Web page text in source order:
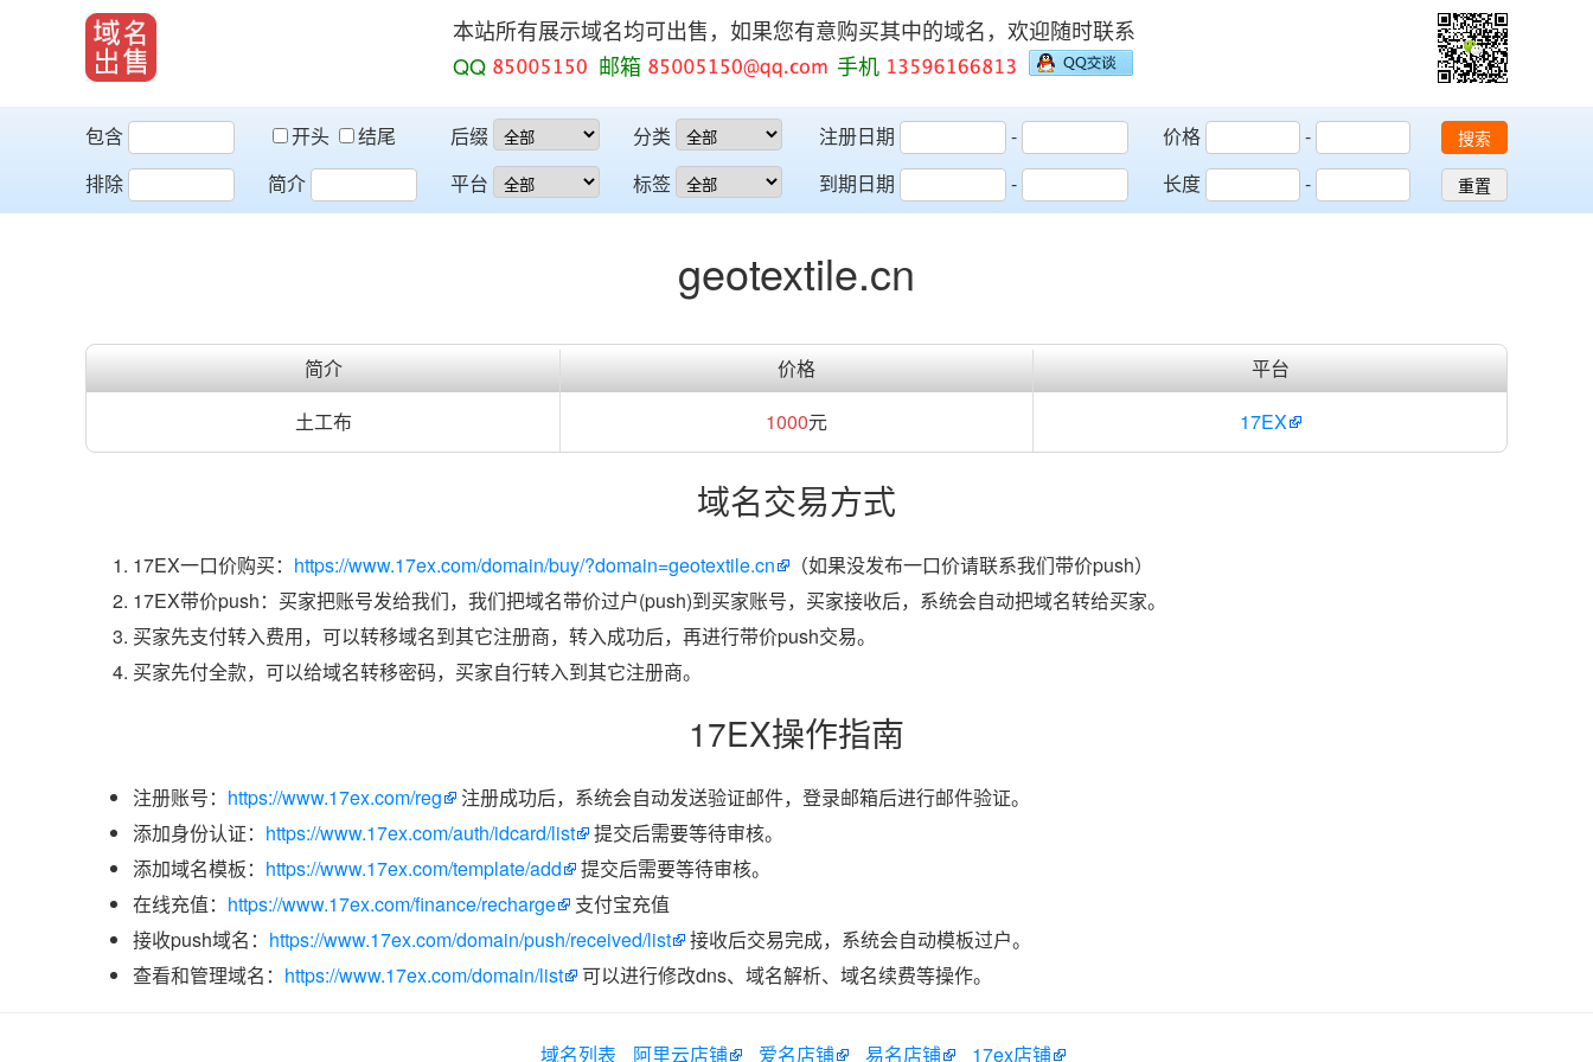
本站所有展示域名均可出售，如果您有意购买其中的域名，欢迎随时联系
QQ
邮箱 手机
包含 开头
结尾
排除
简介
后缀
平台
分类
标签
注册日期
-
到期日期
-
价格
-
长度
-
搜索
重置
geotextile.cn
简介 价格
平台
土工布
1000元 17EX
域名交易方式
17EX一口价购买： https://www.17ex.com/domain/buy/?domain=geotextile.cn
（如果没发布一口价请联系我们带价push）
17EX带价push：买家把账号发给我们，我们把域名带价过户(push)到买家账号，买家接收后，系统会自动把域名转给买家。
买家先支付转入费用，可以转移域名到其它注册商，转入成功后，再进行带价push交易。
买家先付全款，可以给域名转移密码，买家自行转入到其它注册商。
17EX操作指南
注册账号： https://www.17ex.com/reg
注册成功后，系统会自动发送验证邮件，登录邮箱后进行邮件验证。
添加身份认证： https://www.17ex.com/auth/idcard/list
提交后需要等待审核。
添加域名模板： https://www.17ex.com/template/add
提交后需要等待审核。
在线充值： https://www.17ex.com/finance/recharge
支付宝充值
接收push域名： https://www.17ex.com/domain/push/received/list
接收后交易完成，系统会自动模板过户。
查看和管理域名： https://www.17ex.com/domain/list 可以进行修改dns、域名解析、域名续费等操作。
域名列表 阿里云店铺 爱名店铺 易名店铺 17ex店铺